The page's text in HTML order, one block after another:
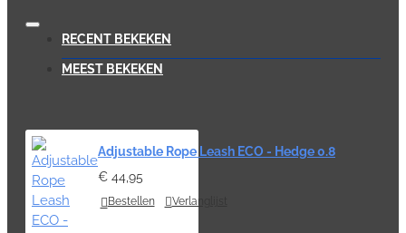
RECENT BEKEKEN
MEEST BEKEKEN
Adjustable Rope Leash ECO - Hedge 0.8
€ 44,95
Bestellen Verlanglijst